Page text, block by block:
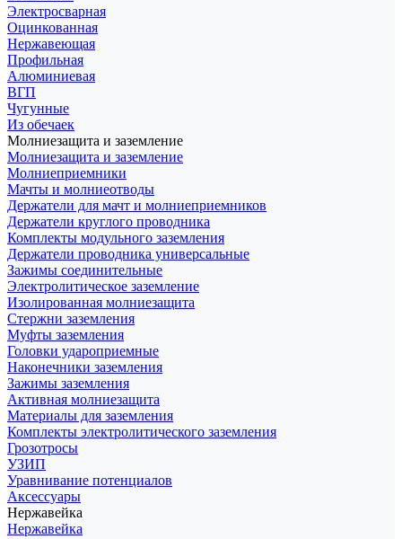
Электросварная
Оцинкованная
Нержавеющая
Профильная
Алюминиевая
ВГП
Чугунные
Из обечаек
Молниезащита и заземление
Молниезащита и заземление
Молниеприемники
Мачты и молниеотводы
Держатели для мачт и молниеприемников
Держатели круглого проводника
Комплекты модульного заземления
Держатели проводника универсальные
Зажимы соединительные
Электролитическое заземление
Изолированная молниезащита
Стержни заземления
Муфты заземления
Головки удароприемные
Наконечники заземления
Зажимы заземления
Активная молниезащита
Материалы для заземления
Комплекты электролитического заземления
Грозотросы
УЗИП
Уравнивание потенциалов
Аксессуары
Нержавейка
Нержавейка